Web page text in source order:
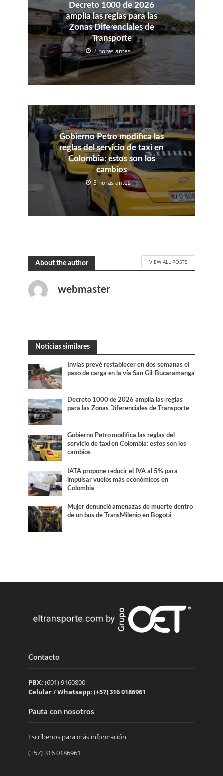
Decreto 1000 de 2026
amplía las reglas para las
Zonas Diferenciales de
Transporte
2 horas antes
Gobierno Petro modifica las
reglas del servicio de taxi en
Colombia: estos son los
cambios
3 horas antes
About the author VIEW ALL POSTS
webmaster
Noticias similares
Invías prevé restablecer en dos semanas el
paso de carga en la vía San Gil-Bucaramanga
Decreto 1000 de 2026 amplía las reglas
para las Zonas Diferenciales de Transporte
Gobierno Petro modifica las reglas del
servicio de taxi en Colombia: estos son los
cambios
IATA propone reducir el IVA al 5% para
impulsar vuelos más económicos en
Colombia
Mujer denunció amenazas de muerte dentro
de un bus de TransMilenio en Bogotá
Contacto
PBX: (601) 9160800
Celular / Whatsapp: (+57) 316 0186961
Pauta con nosotros
Escríbenos para más información
(+57) 316 0186961